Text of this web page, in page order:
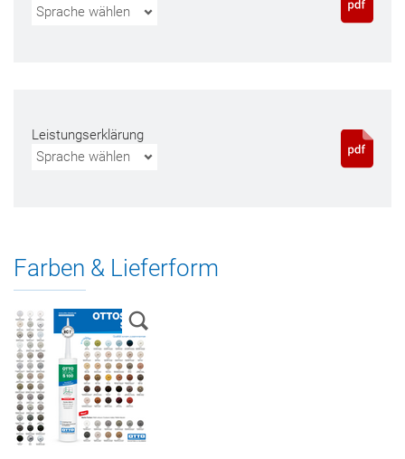
Sprache wählen
Leistungserklärung
Sprache wählen
Farben & Lieferform